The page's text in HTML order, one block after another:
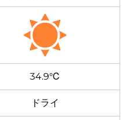
34.9℃
ドライ